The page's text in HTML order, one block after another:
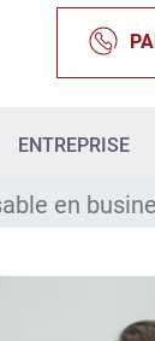
ENTREPRISE
en